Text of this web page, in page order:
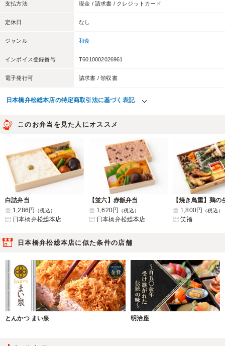
支払方法 現金 / 請求書 / クレジットカード
定休日 なし
ジャンル 和食
インボイス登録番号 T6010002026961
電子発行可 請求書 / 領収書
日本橋弁松総本店の特定商取引法に基づく表記
このお弁当を見た人にオススメ
白詰弁当
1,286円
（税込）
日本橋弁松総本店
【並六】赤飯弁当
1,620円
（税込）
日本橋弁松総本店
1,800円 （税込）
笑福
日本橋弁松総本店に似た条件の店舗
とんかつ まい泉 明治座